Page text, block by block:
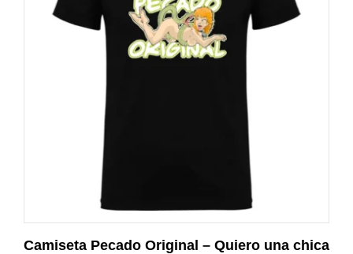
Camiseta Pecado Original – Quiero una chica